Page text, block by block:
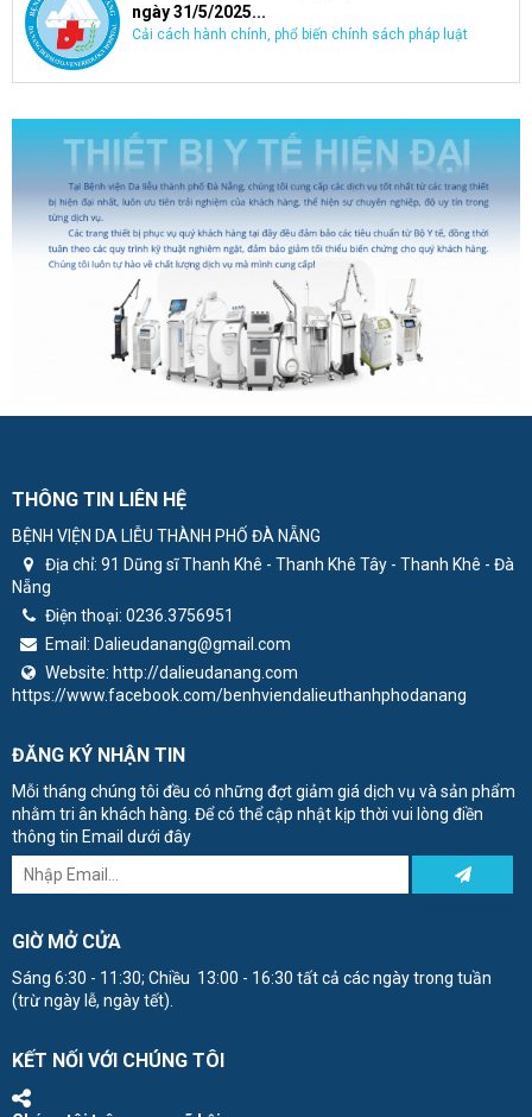
ngày 31/5/2025...
Cải cách hành chính, phổ biến chính sách pháp luật
THÔNG TIN LIÊN HỆ
BỆNH VIỆN DA LIỄU THÀNH PHỐ ĐÀ NẴNG
Địa chỉ: 91 Dũng sĩ Thanh Khê - Thanh Khê Tây - Thanh Khê - Đà
Nẵng
Điện thoại: 0236.3756951
Email: Dalieudanang@gmail.com
Website: http://dalieudanang.com
https://www.facebook.com/benhviendalieuthanhphodanang
ĐĂNG KÝ NHẬN TIN
Mỗi tháng chúng tôi đều có những đợt giảm giá dịch vụ và sản phẩm
nhằm tri ân khách hàng. Để có thể cập nhật kịp thời vui lòng điền
thông tin Email dưới đây
GIỜ MỞ CỬA
Sáng 6:30 - 11:30; Chiều 13:00 - 16:30 tất cả các ngày trong tuần
(trừ ngày lễ, ngày tết).
KẾT NỐI VỚI CHÚNG TÔI